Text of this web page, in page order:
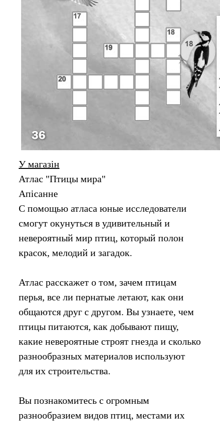
У магазін
Атлас "Птицы мира"
Апiсанне
С помощью атласа юные исследователи
смогут окунуться в удивительный и
невероятный мир птиц, который полон
красок, мелодий и загадок.
Атлас расскажет о том, зачем птицам
перья, все ли пернатые летают, как они
общаются друг с другом. Вы узнаете, чем
птицы питаются, как добывают пищу,
какие невероятные строят гнезда и сколько
разнообразных материалов используют
для их строительства.
Вы познакомитесь с огромным
разнообразием видов птиц, местами их